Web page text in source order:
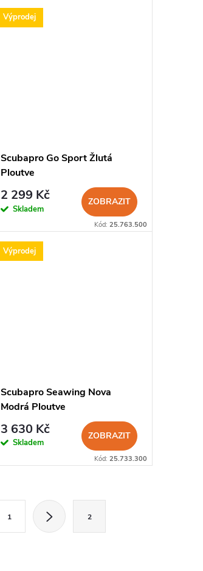
Výprodej
Scubapro Go Sport Žlutá
Ploutve
2 299 Kč
Skladem
ZOBRAZIT
Kód: 25.763.500
Výprodej
Scubapro Seawing Nova
Modrá Ploutve
3 630 Kč
Skladem
ZOBRAZIT
Kód: 25.733.300
1 2